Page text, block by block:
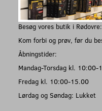
Besøg vores butik i Rødovre:
Kom forbi og prøv, før du
Åbningstider:
Mandag-Torsdag kl. 10:00-
Fredag kl. 10:00-15.00
Lørdag og Søndag: Lukket